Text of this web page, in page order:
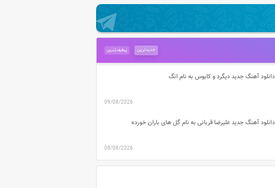
پرطرفدارترین جدیدترین
دانلود آهنگ جدید دیگرد و کابوس به نام انگ
09/08/2026
دانلود آهنگ جدید علیرضا قربانی به نام گل های باران خورده
08/08/2026